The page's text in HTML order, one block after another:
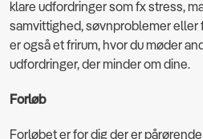
klare udfordringer som fx stress,
samvittighed, søvnproblemer eller
er også et frirum, hvor du møder
udfordringer, der minder om dine.
Forløb
Forløbet er for dig der er pårørende